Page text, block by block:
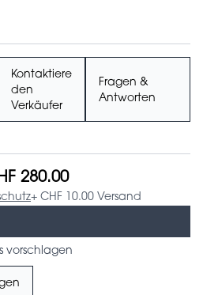
Kontaktiere
den
Verkäufer
Fragen &
Antworten
280.00
+ CHF 10.00 Versand
vorschlagen